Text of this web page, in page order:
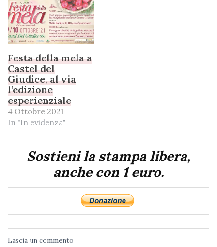
Festa della mela a
Castel del
Giudice, al via
l’edizione
esperienziale
4 Ottobre 2021
In "In evidenza"
Sostieni la stampa libera,
anche con 1 euro.
Lascia un commento